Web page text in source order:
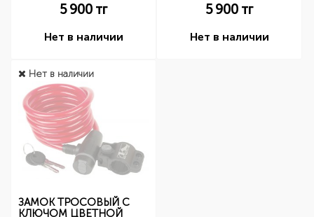
5 900 тг
Нет в наличии
5 900 тг
Нет в наличии
Нет в наличии
ЗАМОК ТРОСОВЫЙ С
КЛЮЧОМ ЦВЕТНОЙ